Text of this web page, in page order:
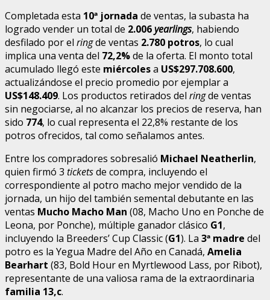
Completada esta 10ª jornada de ventas, la subasta ha
logrado vender un total de 2.006yearlings, habiendo
desfilado por el ringde ventas 2.780 potros, lo cual
implica una venta del 72,2%de la oferta. El monto total
acumulado llegó este miércolesa US$297.708.600,
actualizándose el precio promedio por ejemplar a
US$148.409. Los productos retirados del ringde ventas
sin negociarse, al no alcanzar los precios de reserva, han
sido 774, lo cual representa el 22,8% restante de los
potros ofrecidos, tal como señalamos antes.
Entre los compradores sobresalió Michael Neatherlin,
quien firmó 3 ticketsde compra, incluyendo el
correspondiente al potro macho mejor vendido de la
jornada, un hijo del también semental debutante en las
ventas Mucho Macho Man (08, Macho Uno en Ponche de
Leona, por Ponche), múltiple ganador clásico G1,
incluyendo la Breeders’ Cup Classic (G1). La 3ª madre del
potro es la Yegua Madre del Año en Canadá, Amelia
Bearhart (83, Bold Hour en Myrtlewood Lass, por Ribot),
representante de una valiosa rama de la extraordinaria
familia 13,c.